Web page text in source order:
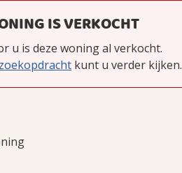
IS VERKOCHT
u is deze woning al verkocht.
zoekopdracht kunt u verder kijken.